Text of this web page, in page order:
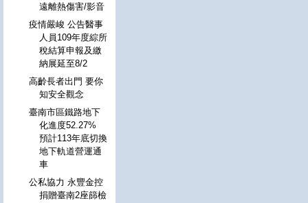
遠離熱傷害/影音
疫情嚴峻 公告醫事
人員109年度綜所
稅結算申報及繳
納展延至8/2
高齡長者出門 要你
知安全觀念
臺南市區鐵路地下
化進度52.27%
預計113年底切換
地下軌道營運通
車
公私協力 永豐金控
捐贈臺南2座篩檢